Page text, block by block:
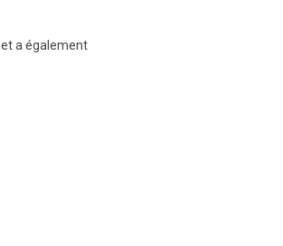
a également